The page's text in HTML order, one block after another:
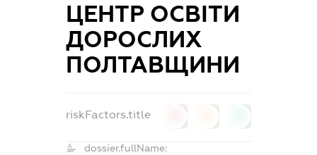
ЦЕНТР ОСВІТИ
ДОРОСЛИХ
ПОЛТАВЩИНИ
riskFactors.title
dossier.fullName: